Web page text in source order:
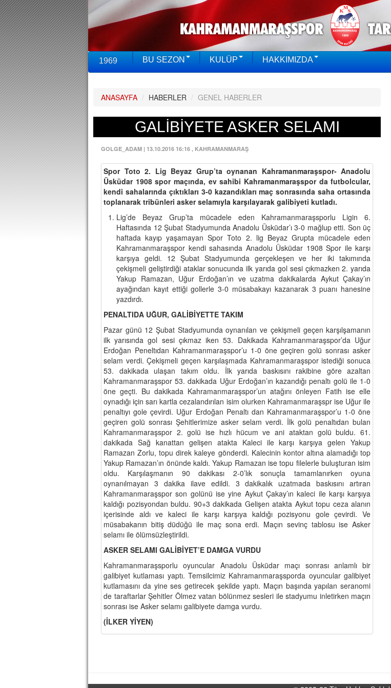
1969 BU SEZON KULÜP HAKKIMIZDA
ANASAYFA / HABERLER / GENEL HABERLER
GALİBİYETE ASKER SELAMI
GOLGE_ADAM | 13.10.2016 16:16 , KAHRAMANMARAŞ
Spor Toto 2. Lig Beyaz Grup’ta oynanan Kahramanmaraşspor- Anadolu
Üsküdar 1908 spor maçında, ev sahibi Kahramanmaraşspor da futbolcular,
kendi sahalarında çıktıkları 3-0 kazandıkları maç sonrasında saha ortasında
toplanarak tribünleri asker selamıyla karşılayarak galibiyeti kutladı.
Lig’de Beyaz Grup’ta mücadele eden Kahramanmaraşsporlu Ligin 6.
Haftasında 12 Şubat Stadyumunda Anadolu Üsküdar’ı 3-0 mağlup etti. Son üç
haftada kayıp yaşamayan Spor Toto 2. lig Beyaz Grupta mücadele eden
Kahramanmaraşspor kendi sahasında Anadolu Üsküdar 1908 Spor ile karşı
karşıya geldi. 12 Şubat Stadyumunda gerçekleşen ve her iki takımında
çekişmeli geliştirdiği ataklar sonucunda ilk yarıda gol sesi çıkmazken 2. yarıda
Yakup Ramazan, Uğur Erdoğan’ın ve uzatma dakikalarda Aykut Çakay’ın
ayağından kayıt ettiği gollerle 3-0 müsabakayı kazanarak 3 puanı hanesine
yazdırdı.
PENALTIDA UĞUR, GALİBİYETTE TAKIM
Pazar günü 12 Şubat Stadyumunda oynanılan ve çekişmeli geçen karşılşamanın
ilk yarısında gol sesi çıkmaz iken 53. Dakikada Kahramanmaraşspor’da Uğur
Erdoğan Peneltıdan Kahramanmaraşspor’u 1-0 öne geçiren golü sonrası asker
selam verdi. Çekişmeli geçen karşılaşmada Kahramanmaraşspor istediği sonuca
53. dakikada ulaşan takım oldu. İlk yarıda baskısını rakibine göre azaltan
Kahramanmaraşspor 53. dakikada Uğur Erdoğan’ın kazandığı penaltı golü ile 1-0
öne geçti. Bu dakikada Kahramanmaraşspor’un atağını önleyen Fatih ise elle
oynadığı için sarı kartla cezalandırılan isim olurken Kahramanmaraşspr ise Uğur ile
penaltıyı gole çevirdi. Uğur Erdoğan Penaltı dan Kahramanmaraşspor’u 1-0 öne
geçiren golü sonrası Şehitlerimize asker selam verdi. İlk golü penaltıdan bulan
Kahramanmaraşspor 2. golü ise hızlı hücum ve ani ataktan golü buldu. 61.
dakikada Sağ kanattan gelişen atakta Kaleci ile karşı karşıya gelen Yakup
Ramazan Zorlu, topu direk kaleye gönderdi. Kalecinin kontor altına alamadığı top
Yakup Ramazan’ın önünde kaldı. Yakup Ramazan ise topu filelerle buluşturan isim
oldu. Karşılaşmanın 90 dakikası 2-0’lık sonuçla tamamlanırken oyuna
oynanılmayan 3 dakika ilave edildi. 3 dakikalık uzatmada baskısını artıran
Kahramanmaraşspor son golünü ise yine Aykut Çakay’ın kaleci ile karşı karşıya
kaldığı pozisyondan buldu. 90+3 dakikada Gelişen atakta Aykut topu ceza alanın
içerisinde aldı ve kaleci ile karşı karşıya kaldığı pozisyonu gole çevirdi. Ve
müsabakanın bitiş düdüğü ile maç sona erdi. Maçın sevinç tablosu ise Asker
selamı ile ölümsüzleştirildi.
ASKER SELAMI GALİBİYET’E DAMGA VURDU
Kahramanmaraşsporlu oyuncular Anadolu Üsküdar maçı sonrası anlamlı bir
galibiyet kutlaması yaptı. Temsilcimiz Kahramanmaraşsporda oyuncular galibiyet
kutlamasını da yine ses getirecek şekilde yaptı. Maçın başında yapılan seranomi
de taraftarlar Şehitler Ölmez vatan bölünmez sesleri ile stadyumu inletirken maçın
sonrası ise Asker selamı galibiyete damga vurdu.
(İLKER YİYEN)